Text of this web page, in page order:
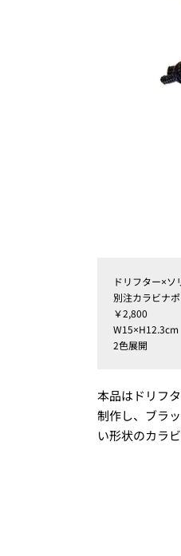
ドリフター×ソ
別注カラビナ
￥2,800
W15×H12.3cm
2色展開
本品はドリフ
制作し、ブラ
い形状のカラ